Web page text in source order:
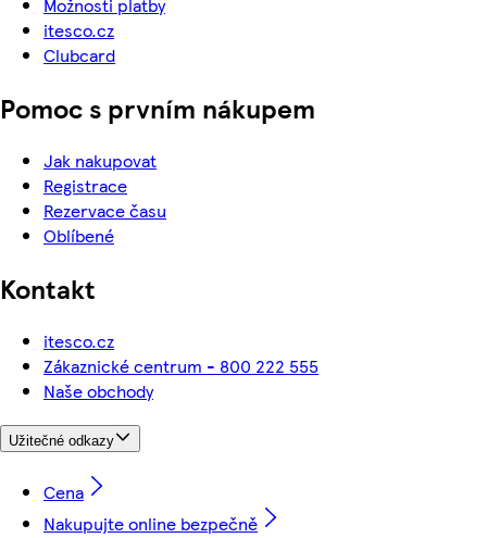
itesco.cz
Clubcard
Pomoc s prvním nákupem
Jak nakupovat
Registrace
Rezervace času
Oblíbené
Kontakt
itesco.cz
Zákaznické centrum - 800 222 555
Naše obchody
Užitečné odkazy
Cena
Nakupujte online bezpečně